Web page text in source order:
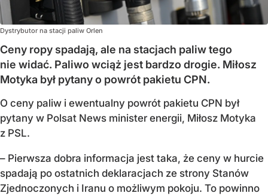
Dystrybutor na stacji paliw Orlen
Ceny ropy spadają, ale na stacjach paliw tego
nie widać. Paliwo wciąż jest bardzo drogie. Miłosz
Motyka był pytany o powrót pakietu CPN.
O ceny paliw i ewentualny powrót pakietu CPN był
pytany w Polsat News minister energii, Miłosz Motyka
z PSL.
– Pierwsza dobra informacja jest taka, że ceny w hurcie
spadają po ostatnich deklaracjach ze strony Stanów
Zjednoczonych i Iranu o możliwym pokoju. To powinno